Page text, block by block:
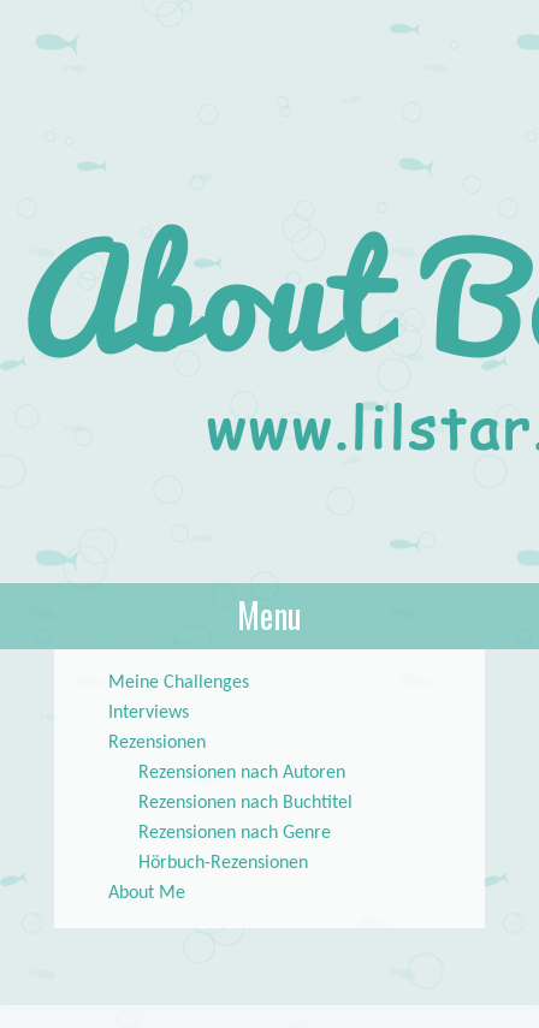
About Books
lilstar.de
Menu
Meine Challenges
Interviews
Rezensionen
Rezensionen nach Autoren
Rezensionen nach Buchtitel
Rezensionen nach Genre
Hörbuch-Rezensionen
About Me